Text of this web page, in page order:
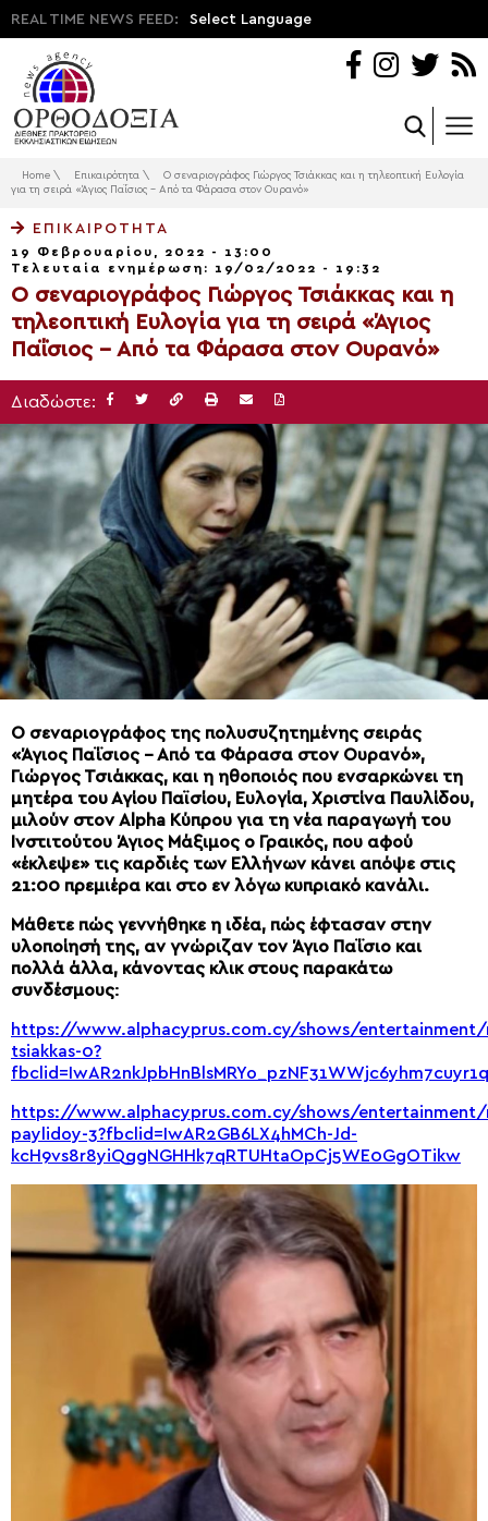
REAL TIME NEWS FEED: Select Language
Home \ Επικαιρότητα \
Ο σεναριογράφος Γιώργος Τσιάκκας και η τηλεοπτική Ευλογία
για τη σειρά «Άγιος Παΐσιος – Από τα Φάρασα στον Ουρανό»
ΕΠΙΚΑΙΡΌΤΗΤΑ
19 Φεβρουαρίου, 2022 - 13:00
Τελευταία ενημέρωση: 19/02/2022 - 19:32
Ο σεναριογράφος Γιώργος Τσιάκκας και η
τηλεοπτική Ευλογία για τη σειρά «Άγιος
Παΐσιος – Από τα Φάρασα στον Ουρανό»
Διαδώστε:
Ο σεναριογράφος της πολυσυζητημένης σειράς
«Άγιος Παΐσιος – Από τα Φάρασα στον Ουρανό»,
Γιώργος Τσιάκκας, και η ηθοποιός που ενσαρκώνει τη
μητέρα του Αγίου Παϊσίου, Ευλογία, Χριστίνα Παυλίδου,
μιλούν στον Alpha Κύπρου για τη νέα παραγωγή του
Ινστιτούτου Άγιος Μάξιμος ο Γραικός, που αφού
«έκλεψε» τις καρδιές των Ελλήνων κάνει απόψε στις
21:00 πρεμιέρα και στο εν λόγω κυπριακό κανάλι.
Μάθετε πώς γεννήθηκε η ιδέα, πώς έφτασαν στην
υλοποίησή της, αν γνώριζαν τον Άγιο Παΐσιο και
πολλά άλλα, κάνοντας κλικ στους παρακάτω
συνδέσμους:
https://www.alphacyprus.com.cy/shows/
tsiakkas-0?
https://www.alphacyprus.com.cy/shows/
paylidoy-3?fbclid=IwAR2GB6LX4hMCh-Jd-
kcH9vs8r8yiQggNGHHk7qRTUHtaOpCj5WE0GgOTikw